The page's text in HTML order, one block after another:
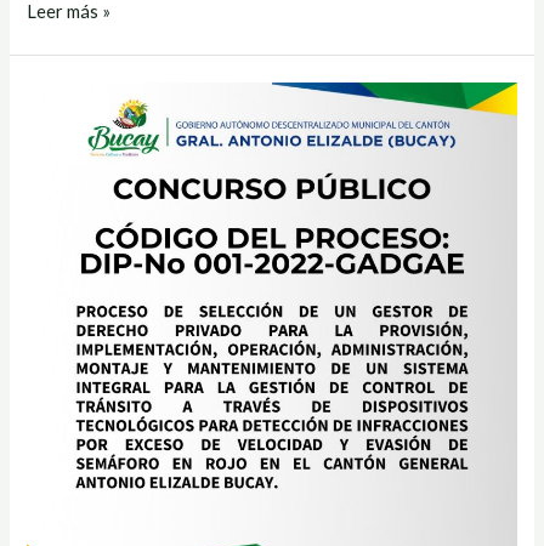
Concurso
Servicio
Externalizado
Alimentación
Leer más »